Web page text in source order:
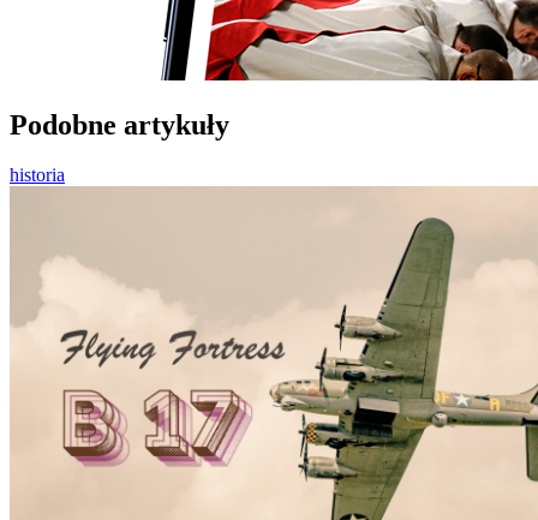
Podobne artykuły
historia